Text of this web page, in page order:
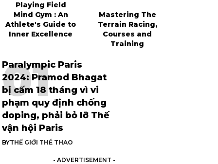
Playing Field
Mind Gym : An
Athlete's Guide to
Inner Excellence
Mastering The
Terrain Racing,
Courses and
Training
Paralympic Paris
2024: Pramod Bhagat
bị cấm 18 tháng vì vi
phạm quy định chống
doping, phải bỏ lỡ Thế
vận hội Paris
BYTHẾ GIỚI THỂ THAO
- ADVERTISEMENT -